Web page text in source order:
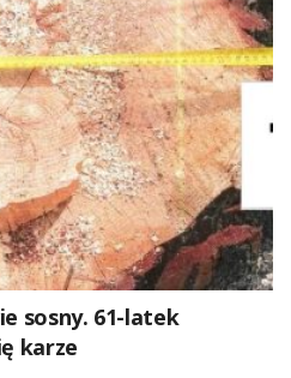
sosny. 61-latek
karze